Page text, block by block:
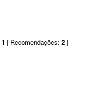
1 | Recomendações: 2 |